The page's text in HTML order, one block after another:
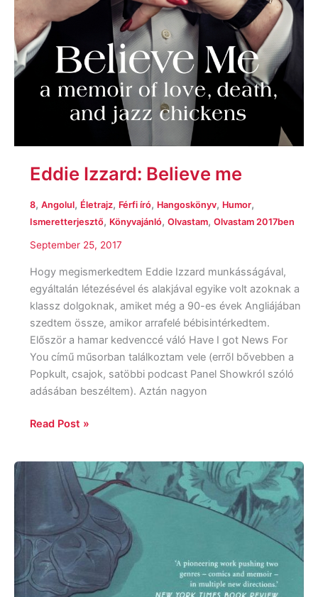
Eddie Izzard: Believe me
8, Angolul, Életrajz, Férfi író, Hangoskönyv, Humor,
Ismeretterjesztő, Könyvajánló, Olvastam, Olvastam 2017ben
September 25, 2017
Hogy megismerkedtem Eddie Izzard munkásságával,
egyáltalán létezésével és alakjával egyike volt azoknak a
klassz dolgoknak, amiket még a 90-es évek Angliájában
szedtem össze, amikor arrafelé bébisintérkedtem.
Először a hamar kedvenccé váló Have I got News For
You című műsorban találkoztam vele (erről bővebben a
Popkult, csajok, satöbbi podcast Panel Showkról szóló
adásában beszéltem). Aztán nagyon
Read Post »
Alison
Bechdel:
:
a
family
of